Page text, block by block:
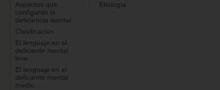
Aspectos que
configuran la
deficiencia mental.
Clasificación.
El lenguaje en el
deficiente mental
leve.
El lenguaje en el
deficiente mental
medio.
Etiología